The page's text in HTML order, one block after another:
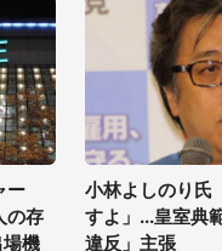
ー
の存
機
小林よしのり氏
すよ」...皇室典
違反」主張